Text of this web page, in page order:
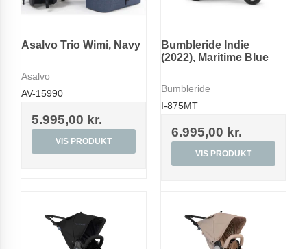
Asalvo Trio Wimi, Navy
Asalvo
AV-15990
5.995,00 kr.
VIS PRODUKT
Bumbleride Indie
(2022), Maritime Blue
Bumbleride
I-875MT
6.995,00 kr.
VIS PRODUKT